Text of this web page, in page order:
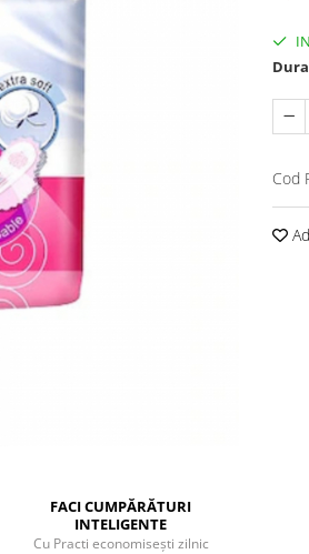
Cod
FACI CUMPĂRĂTURI
INTELIGENTE
Cu Practi economisești zilnic